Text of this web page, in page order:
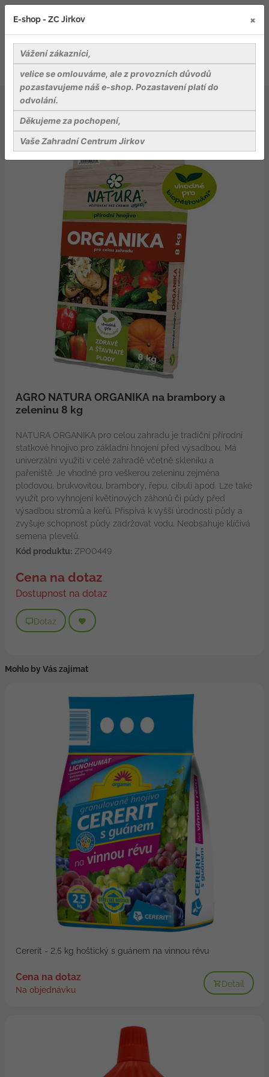
Záhradnické potřeby
AGRO NATURA ORGANIKA na brambory a zeleninu 8 kg
AGRO NATURA ORGANIKA na brambory a
zeleninu 8 kg
NATURA ORGANIKA pro celou zahradu je tradiční přírodní
statkové hnojivo pro základní hnojení před výsadbou. Má
univerzální využití v celé zahradě včetně skleníku a
pařeniště. Je vhodné pro veškerou zeleninu zejména
plodovou, brukvovitou, brambory, řepu, cibuli apod. Lze také
využít pro vyhnojení květinových záhonů či půdy před
výsadbou stromů a keřů. Přispívá k vyšší úrodnosti půdy a
zvyšuje schopnost půdy zadržovat vodu. Neobsahuje klíčivá
semena plevelů.
Kód produktu:ZP00449
Cena na dotaz
Dostupnost na dotaz
Dotaz
Mohlo by Vás zajímat
Cererit - 2,5 kg hoštický s guánem na vinnou révu
Cena na dotaz
Na objednávku
Detail
E-shop - ZC Jirkov ×
Vážení zákazníci,
velice se omlouváme, ale z provozních důvodů
pozastavujeme náš e-shop. Pozastavení platí do
odvolání.
Děkujeme za pochopení,
Vaše Zahradní Centrum Jirkov